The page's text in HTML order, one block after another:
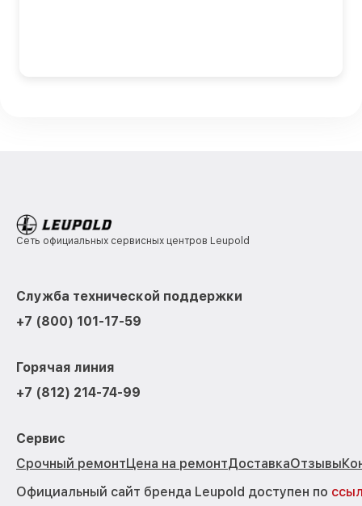
Сеть официальных сервисных центров Leupold
Служба технической поддержки
+7 (800) 101-17-59
Горячая линия
+7 (812) 214-74-99
Сервис
Срочный ремонтЦена на ремонтДоставкаОтзывы
Официальный сайт бренда Leupold доступен по